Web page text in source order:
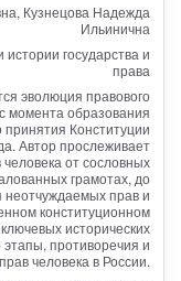
Кузнецова Надежда
Ильинична
государства и
права
эволюция правового
момента образования
принятия Конституции
Автор прослеживает
от сословных
грамотах, до
прав и
конституционном
исторических
противоречия и
человека в России.